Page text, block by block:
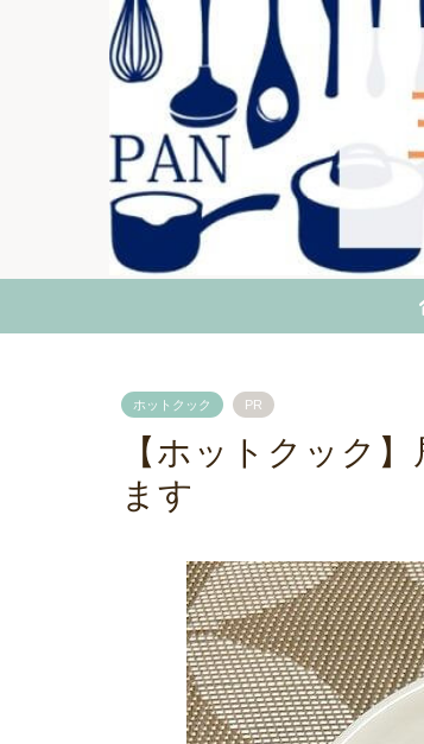
ホットクック PR
【ホットクック
ます